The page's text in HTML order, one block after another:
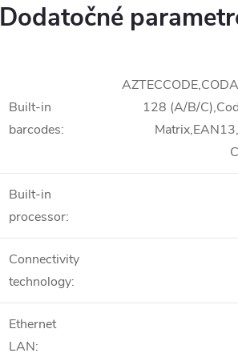
Dodatočné
Built-in
barcodes:
128 (A/B/
Built-in
processor:
Connectivity
technology:
Ethernet
LAN: